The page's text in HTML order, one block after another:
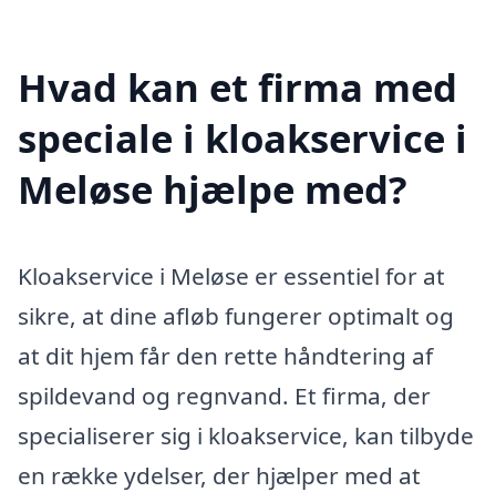
Hvad kan et firma med
speciale i kloakservice i
Meløse hjælpe med?
Kloakservice i Meløse er essentiel for at
sikre, at dine afløb fungerer optimalt og
at dit hjem får den rette håndtering af
spildevand og regnvand. Et firma, der
specialiserer sig i kloakservice, kan tilbyde
en række ydelser, der hjælper med at